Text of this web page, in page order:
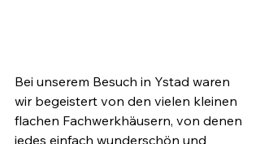
Bei unserem Besuch in Ystad waren
wir begeistert von den vielen kleinen
flachen Fachwerkhäusern, von denen
jedes einfach wunderschön und